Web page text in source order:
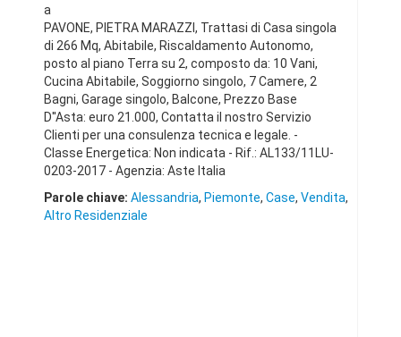
a
PAVONE, PIETRA MARAZZI, Trattasi di Casa singola
di 266 Mq, Abitabile, Riscaldamento Autonomo,
posto al piano Terra su 2, composto da: 10 Vani,
Cucina Abitabile, Soggiorno singolo, 7 Camere, 2
Bagni, Garage singolo, Balcone, Prezzo Base
D''Asta: euro 21.000, Contatta il nostro Servizio
Clienti per una consulenza tecnica e legale. -
Classe Energetica: Non indicata - Rif.: AL133/11LU-
0203-2017 - Agenzia: Aste Italia
Parole chiave: Alessandria, Piemonte, Case, Vendita,
Altro Residenziale